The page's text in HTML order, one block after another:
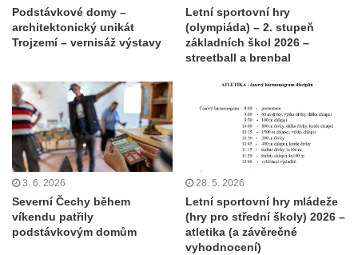
Podstávkové domy –
architektonický unikát
Trojzemí – vernisáž výstavy
Letní sportovní hry
(olympiáda) – 2. stupeň
základních škol 2026 –
streetball a brenbal
3. 6. 2026
Severní Čechy během
víkendu patřily
podstávkovým domům
28. 5. 2026
Letní sportovní hry mládeže
(hry pro střední školy) 2026 –
atletika (a závěrečné
vyhodnocení)